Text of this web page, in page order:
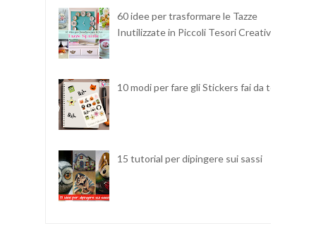
60 idee per trasformare le Tazze
Inutilizzate in Piccoli Tesori Creativi
10 modi per fare gli Stickers fai da te
15 tutorial per dipingere sui sassi